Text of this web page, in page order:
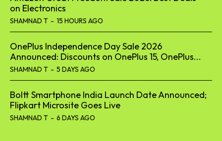
on Electronics
SHAMNAD T - 15 HOURS AGO
OnePlus Independence Day Sale 2026
Announced: Discounts on OnePlus 15, OnePlus...
SHAMNAD T - 5 DAYS AGO
Boltt Smartphone India Launch Date Announced;
Flipkart Microsite Goes Live
SHAMNAD T - 6 DAYS AGO